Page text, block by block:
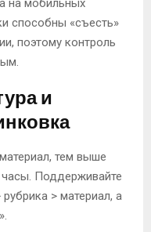
способны «съесть»
поэтому контроль
и
тем выше
Поддерживайте
> материал, а